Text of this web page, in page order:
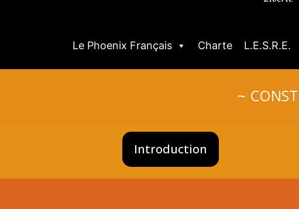
Le Phoenix Français Charte L.E.S.R.E.
~
Introduction